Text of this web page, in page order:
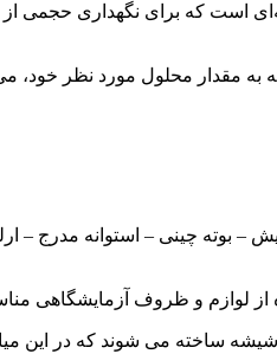
که برای نگهداری حجمی از
بوته چینی – استوانه مدرج –
از لوازم و ظروف آزمایشگاهی
شیشه ساخته می شوند که در